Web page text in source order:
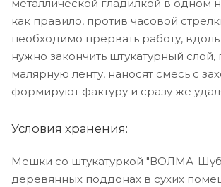
металлической гладилкой в одном
как правило, против часовой
необходимо прервать работу,
нужно закончить штукатурный
малярную ленту, наносят смесь с
формируют фактуру и сразу же
Условия хранения:
Мешки со штукатуркой "ВОЛМА-
деревянных поддонах в сухих